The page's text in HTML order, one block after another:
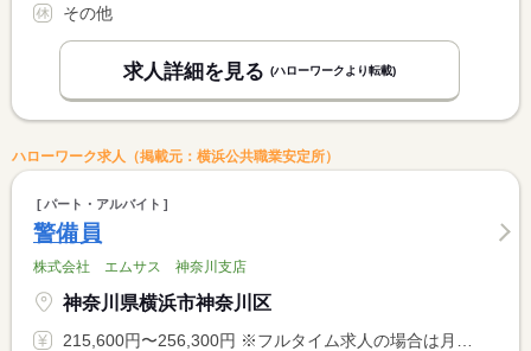
その他
求人詳細を見る (ハローワークより転載)
ハローワーク求人（掲載元：横浜公共職業安定所）
パート・アルバイト
警備員
株式会社 エムサス 神奈川支店
神奈川県横浜市神奈川区
215,600円〜256,300円 ※フルタイム求人の場合は月額（換算額）、パート求人の場合は時間額を表示しています。